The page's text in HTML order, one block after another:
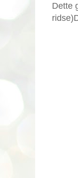
Dette